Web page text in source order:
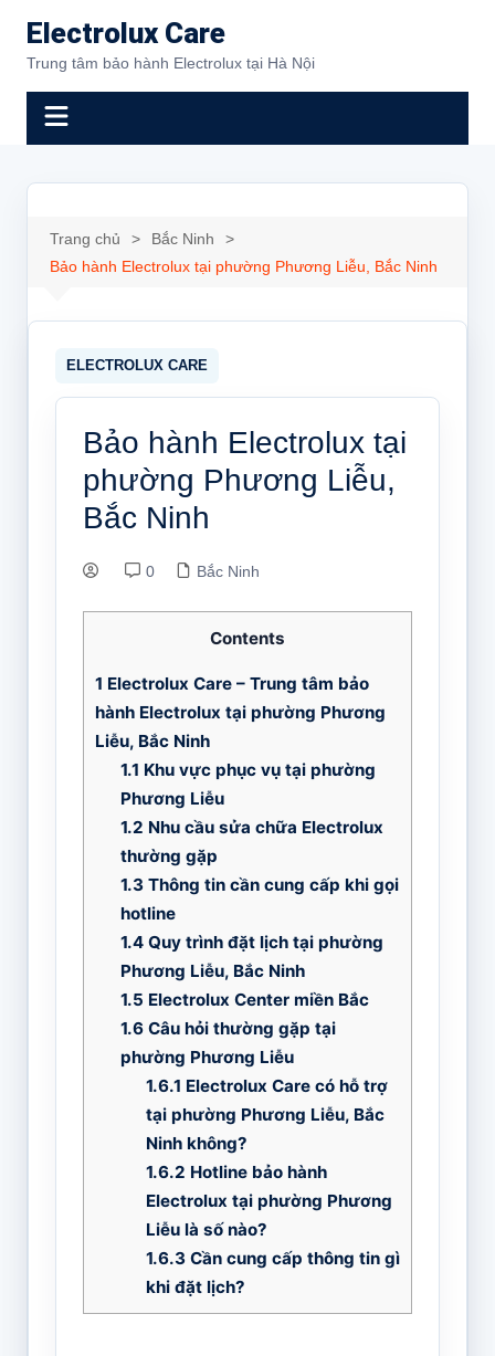
đến
phần
Electrolux Care
Trung tâm bảo hành Electrolux tại Hà Nội
Trang chủ
Bắc Ninh
Bảo hành Electrolux tại phường Phương Liễu, Bắc Ninh
Bảo hành Electrolux tại
phường Phương Liễu,
Bắc Ninh
0 Bắc Ninh
Contents
1 Electrolux Care – Trung tâm bảo
hành Electrolux tại phường Phương
Liễu, Bắc Ninh
1.1 Khu vực phục vụ tại phường
Phương Liễu
1.2 Nhu cầu sửa chữa Electrolux
thường gặp
1.3Thông tin cần cung cấp khi gọi
hotline
1.4Quy trình đặt lịch tại phường
Phương Liễu, Bắc Ninh
1.5 Electrolux Center miền Bắc
1.6Câu hỏi thường gặp tại
phường Phương Liễu
1.6.1 Electrolux Care có hỗ trợ
tại phường Phương Liễu, Bắc
Ninh không?
1.6.2 Hotline bảo hành
Electrolux tại phường Phương
Liễu là số nào?
1.6.3Cần cung cấp thông tin gì
khi đặt lịch?